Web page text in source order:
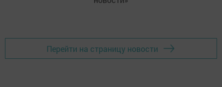
Перейти на страницу новости